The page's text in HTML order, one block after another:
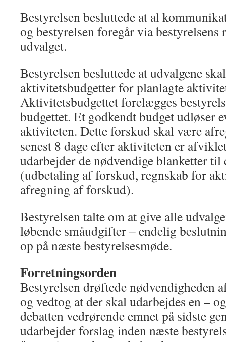
Bestyrelsen besluttede at al
og bestyrelsen foregår via bestyrelsens
udvalget.
Bestyrelsen besluttede at udvalgene
aktivitetsbudgetter for planlagte
Aktivitetsbudgettet forelægges
budgettet. Et godkendt budget udløser
aktiviteten. Dette forskud skal være
senest 8 dage efter aktiviteten er
udarbejder de nødvendige blanketter
(udbetaling af forskud, regnskab for
afregning af forskud).
Bestyrelsen talte om at give alle
løbende småudgifter – endelig
op på næste bestyrelsesmøde.
Forretningsorden
Bestyrelsen drøftede nødvendigheden
og vedtog at der skal udarbejdes en –
debatten vedrørende emnet på sidste
udarbejder forslag inden næste